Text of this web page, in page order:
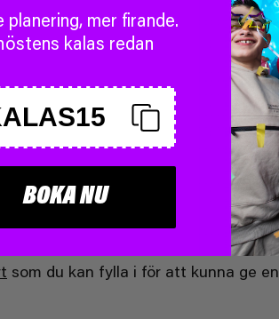
som du kan fylla i för att kunna ge en
planering, mer firande.
kalas redan
BOKA NU